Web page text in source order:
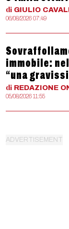
di GIULIO
06/08/2026 07:49
immobile:
“una
di REDAZIONE
05/08/2026 11:55